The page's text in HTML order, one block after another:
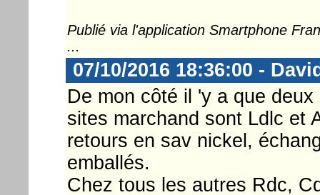
Publié via l'application Smartphone
...
07/10/2016 18:36:00 -
De mon côté il 'y a que
sites marchand sont Ldlc et
retours en sav nickel,
emballés.
Chez tous les autres Rdc,